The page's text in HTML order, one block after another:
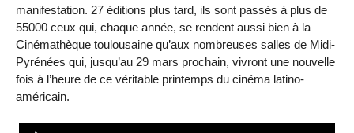
manifestation. 27 éditions plus tard, ils sont passés à plus de
55000 ceux qui, chaque année, se rendent aussi bien à la
Cinémathèque toulousaine qu’aux nombreuses salles de Midi-
Pyrénées qui, jusqu’au 29 mars prochain, vivront une nouvelle
fois à l’heure de ce véritable printemps du cinéma latino-
américain.